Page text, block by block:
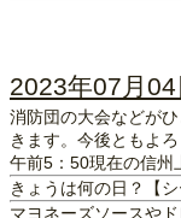
2023年07月04
消防団の大会などが
きます。今後ともよ
午前5：50現在の信州
きょうは何の日？【シ
マヨネーズソースや